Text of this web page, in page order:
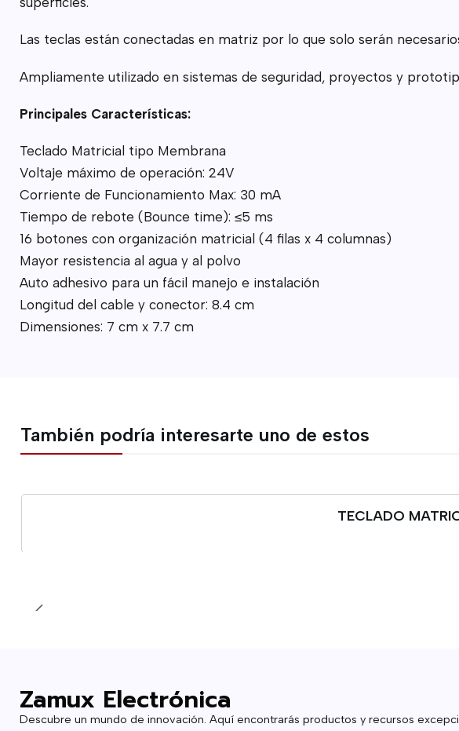
Las teclas están conectadas en matriz por lo que solo serán
Ampliamente utilizado en sistemas de seguridad, proyectos y
Principales Características:
Teclado Matricial tipo Membrana
Voltaje máximo de operación: 24V
Corriente de Funcionamiento Max: 30 mA
Tiempo de rebote (Bounce time): ≤5 ms
16 botones con organización matricial (4 filas x 4 columnas)
Mayor resistencia al agua y al polvo
Auto adhesivo para un fácil manejo e instalación
Longitud del cable y conector: 8.4 cm
Dimensiones: 7 cm x 7.7 cm
También podría interesarte uno de estos
TECLADO
Zamux Electrónica
Descubre un mundo de innovación. Aquí encontrarás productos y recursos